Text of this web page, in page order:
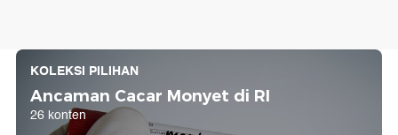
KOLEKSI PILIHAN
Ancaman Cacar Monyet di RI
26 konten